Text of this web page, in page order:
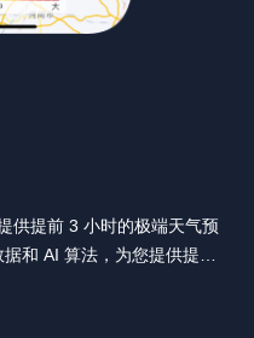
供提前 3 小时的极端天气预
和 AI 算法，为您提供提前 3